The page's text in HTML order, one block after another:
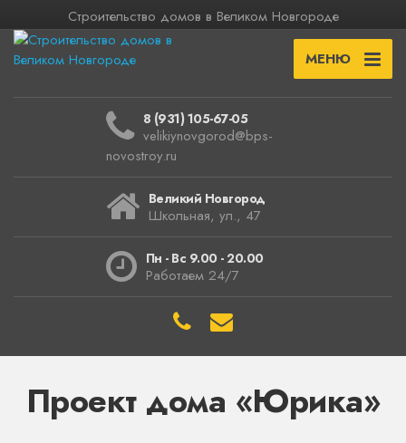
Строительство домов в Великом Новгороде
МЕНЮ
8 (931) 105-67-05
velikiynovgorod@bps-
novostroy.ru
Великий Новгород
Школьная, ул., 47
Пн - Вс 9.00 - 20.00
Работаем 24/7
Проект дома «Юрика»